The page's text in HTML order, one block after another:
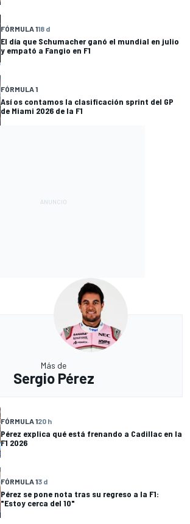
FÓRMULA 118 d
El día que Schumacher ganó el mundial en julio
y empató a Fangio en F1
FÓRMULA 1
Así os contamos la clasificación sprint del GP
de Miami 2026 de la F1
Más de
Sergio Pérez
FÓRMULA 120 h
Pérez explica qué está frenando a Cadillac en la
F1 2026
FÓRMULA 13 d
Pérez se pone nota tras su regreso a la F1:
"Estoy cerca del 10"